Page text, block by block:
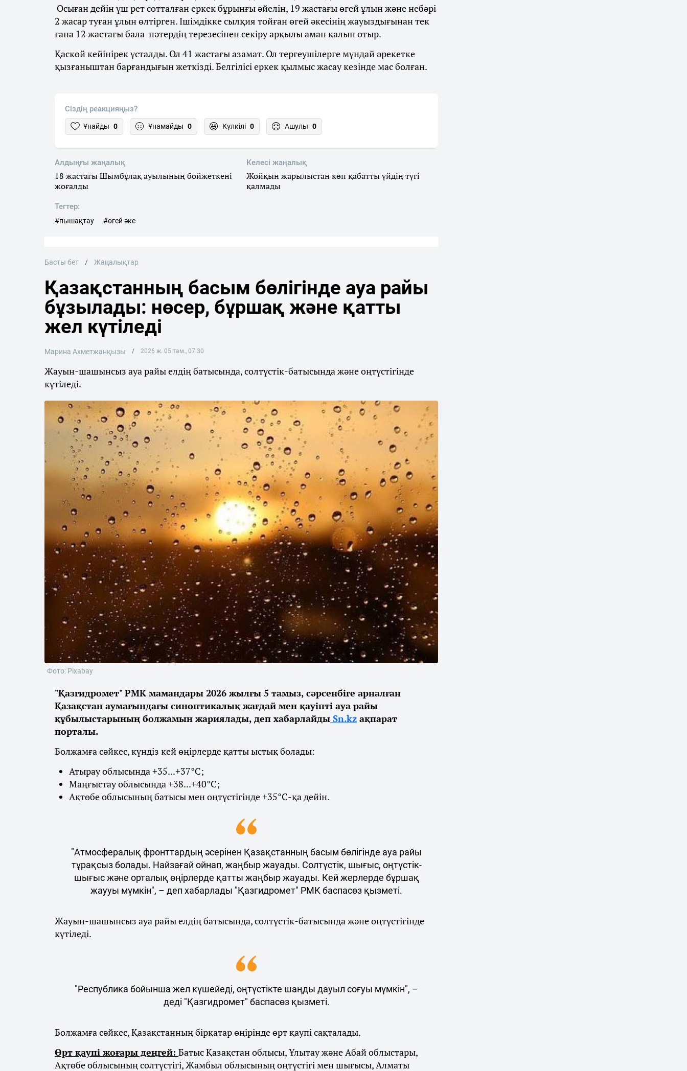
Осыған дейін үш рет сотталған еркек бұрынғы әйелін, 19 жастағы өгей ұлын және небәрі
2 жасар туған ұлын өлтірген. Ішімдікке сылқия тойған өгей әкесінің жауыздығынан тек
ғана 12 жастағы бала пәтердің терезесінен секіру арқылы аман қалып отыр.
Қаскөй кейінірек ұсталды. Ол 41 жастағы азамат. Ол тергеушілерге мұндай әрекетке
қызғаныштан барғандығын жеткізді. Белгілісі еркек қылмыс жасау кезінде мас болған.
Сіздің реакцияңыз?
Ұнайды 0 Ұнамайды 0 Күлкілі 0 Ашулы 0
Алдыңғы жаңалық
18 жастағы Шымбұлақ ауылының бойжеткені
жоғалды
Келесі жаңалық
Жойқын жарылыстан көп қабатты үйдің түгі
қалмады
Тегтер:
#пышақтау #өгей әке
Басты бет Жаңалықтар
Қазақстанның басым бөлігінде ауа райы
бұзылады: нөсер, бұршақ және қатты
жел күтіледі
Марина Ахметжанқызы 2026 ж. 05 там., 07:30
Жауын-шашынсыз ауа райы елдің батысында, солтүстік-батысында және оңтүстігінде
күтіледі.
Фото: Pixabay
"Қазгидромет" РМК мамандары 2026 жылғы 5 тамыз, сәрсенбіге арналған
Қазақстан аумағындағы синоптикалық жағдай мен қауіпті ауа райы
құбылыстарының болжамын жариялады, деп хабарлайды Sn.kz ақпарат
порталы.
Болжамға сәйкес, күндіз кей өңірлерде қатты ыстық болады:
Атырау облысында +35...+37°С;
Маңғыстау облысында +38...+40°С;
Ақтөбе облысының батысы мен оңтүстігінде +35°С-қа дейін.
"Атмосфералық фронттардың әсерінен Қазақстанның басым бөлігінде ауа райы
тұрақсыз болады. Найзағай ойнап, жаңбыр жауады. Солтүстік, шығыс, оңтүстік-
шығыс және орталық өңірлерде қатты жаңбыр жауады. Кей жерлерде бұршақ
жаууы мүмкін", – деп хабарлады "Қазгидромет" РМК баспасөз қызметі.
Жауын-шашынсыз ауа райы елдің батысында, солтүстік-батысында және оңтүстігінде
күтіледі.
"Республика бойынша жел күшейеді, оңтүстікте шаңды дауыл соғуы мүмкін", –
деді "Қазгидромет" баспасөз қызметі.
Болжамға сәйкес, Қазақстанның бірқатар өңірінде өрт қаупі сақталады.
Өрт қаупі жоғары деңгей: Батыс Қазақстан облысы, Ұлытау және Абай облыстары,
Ақтөбе облысының солтүстігі, Жамбыл облысының оңтүстігі мен шығысы, Алматы